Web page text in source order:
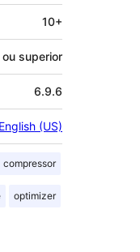
10+
superior
6.9.6
English (US)
compressor
optimizer